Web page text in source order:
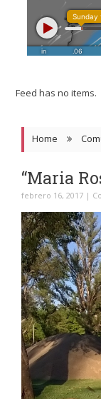
Feed has no items.
Home
“Maria
febrero 16, 2017 |